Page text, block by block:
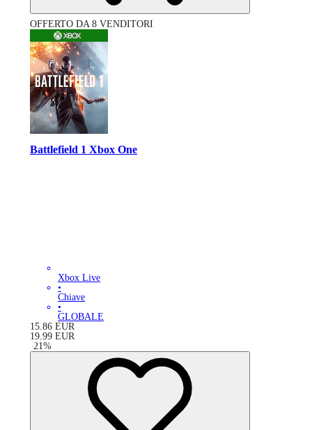
OFFERTO DA 8 VENDITORI
Battlefield 1 Xbox One
Xbox Live
•
Chiave
•
GLOBALE
15.86 EUR
19.99 EUR
-21 %